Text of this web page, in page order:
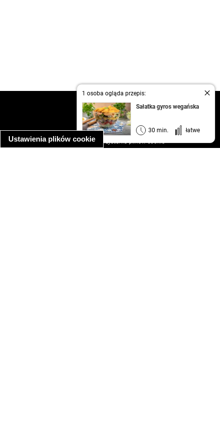
Ustawienia plików cookie
1 osoba ogląda przepis:
Sałatka gyros wegańska
30 min. łatwe
kontakt
regulamin
informacja o prywatności
informacja o wykorzystaniu plików cookie